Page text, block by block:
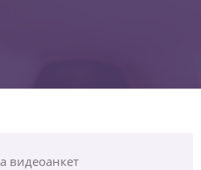
видеоанкет